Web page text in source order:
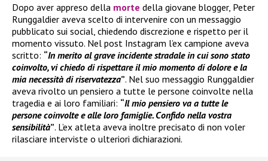
Dopo aver appreso della morte della giovane blogger, Peter
Runggaldier aveva scelto di intervenire con un messaggio
pubblicato sui social, chiedendo discrezione e rispetto per il
momento vissuto. Nel post Instagram l’ex campione aveva
scritto: “In merito al grave incidente stradale in cui sono stato
coinvolto, vi chiedo di rispettare il mio momento di dolore e la
mia necessità di riservatezza”. Nel suo messaggio Runggaldier
aveva rivolto un pensiero a tutte le persone coinvolte nella
tragedia e ai loro familiari: “Il mio pensiero va a tutte le
persone coinvolte e alle loro famiglie. Confido nella vostra
sensibilità”. L’ex atleta aveva inoltre precisato di non voler
rilasciare interviste o ulteriori dichiarazioni.